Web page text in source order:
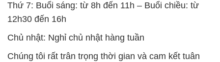
Thứ 7: Buổi sáng: từ 8h đến 11h – Buổi chiều: từ
12h30 đến 16h
Chủ nhật: Nghỉ chủ nhật hàng tuần
Chúng tôi rất trân trọng thời gian và cam kết tuân